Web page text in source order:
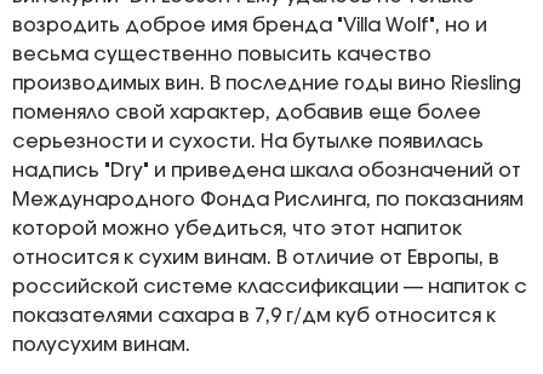
возродить доброе имя бренда "Villa Wolf", но и
весьма существенно повысить качество
производимых вин. В последние годы вино Riesling
поменяло свой характер, добавив еще более
серьезности и сухости. На бутылке появилась
надпись "Dry" и приведена шкала обозначений от
Международного Фонда Рислинга, по показаниям
которой можно убедиться, что этот напиток
относится к сухим винам. В отличие от Европы, в
российской системе классификации — напиток с
показателями сахара в 7,9 г/дм куб относится к
полусухим винам.